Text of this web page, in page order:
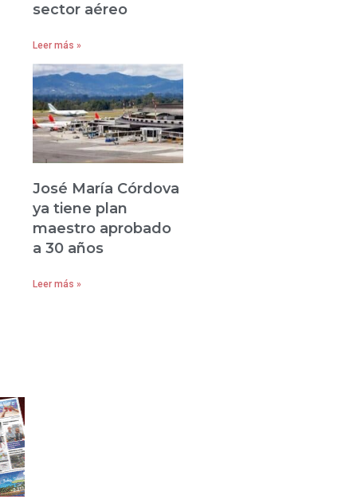
sector aéreo
Leer más »
José María Córdova
ya tiene plan
maestro aprobado
a 30 años
Leer más »